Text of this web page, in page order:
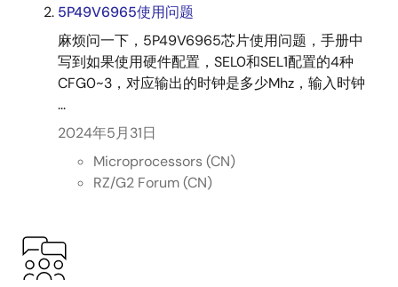
5P49V6965使用问题
麻烦问一下，5P49V6965芯片使用问题，手册中
写到如果使用硬件配置，SEL0和SEL1配置的4种
CFG0~3，对应输出的时钟是多少Mhz，输入时钟
...
2024年5月31日
Microprocessors (CN)
RZ/G2 Forum (CN)